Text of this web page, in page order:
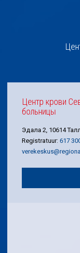
Центр крови
больницы
Эдала 2, 10614
Registratuur: 617